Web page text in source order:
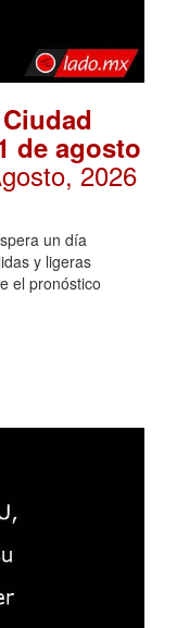
de agosto
2026
un día
y ligeras
el pronóstico